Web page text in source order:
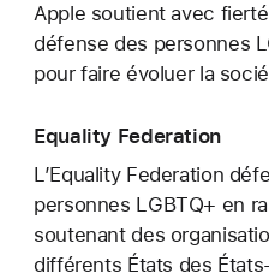
Apple soutient avec
défense des personnes
pour faire évoluer la
Equality Federation
L’Equality Federation
personnes LGBTQ+ en
soutenant des
différents États des